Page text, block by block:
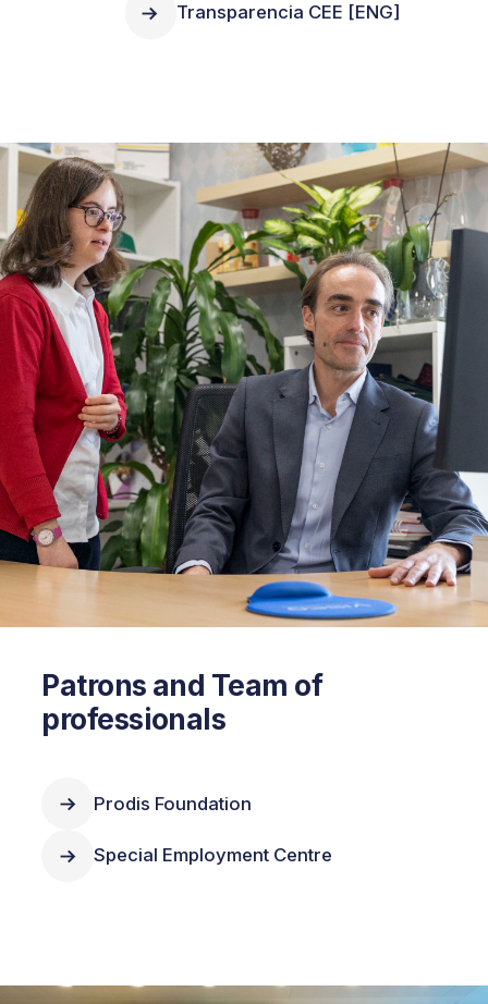
Transparencia CEE [ENG]
Patrons and Team of
professionals
Prodis Foundation
Special Employment Centre